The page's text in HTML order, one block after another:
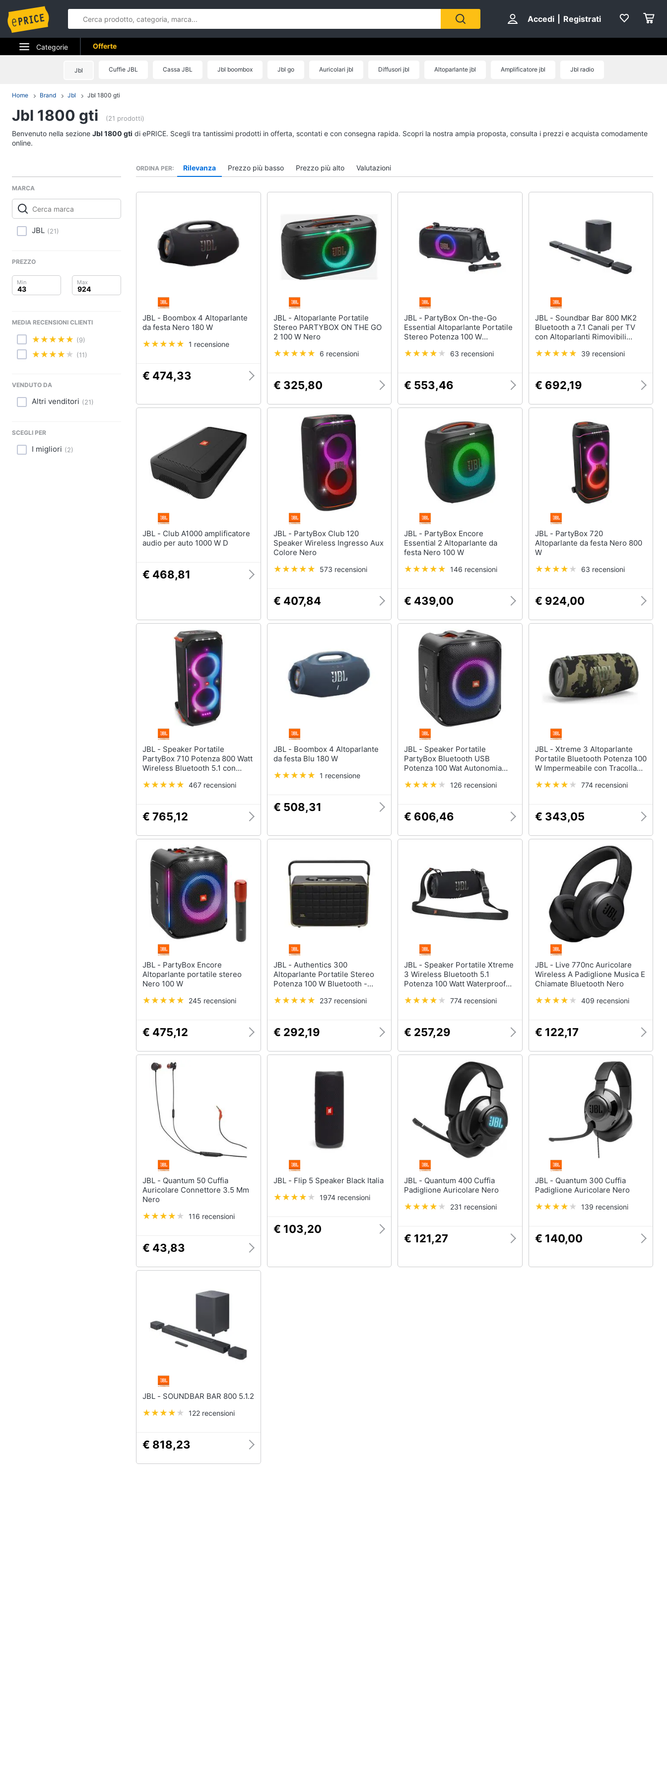
Accedi Registrati
Categorie
Elettrodomestici
Telefonia
Tv e Home Cinema
Videogiochi
Audio e musica
Salute e igiene
Giocattoli
Prima infanzia
Casalinghi
Sport
Offerte
Jbl Cuffie JBL Cassa JBL Jbl boombox Jbl go Auricolari jbl Diffusori jbl Altoparlante jbl Amplificatore jbl Jbl radio
Home Brand Jbl Jbl 1800 gti
Jbl 1800 gti (21 prodotti)
Benvenuto nella sezione Jbl 1800 gti di ePRICE. Scegli tra tantissimi prodotti in offerta, scontati e con consegna rapida. Scopri la nostra ampia proposta, consulta i prezzi e acquista comodamente
online.
MARCA
JBL (21)
PREZZO
MEDIA RECENSIONI CLIENTI
(9)
(11)
VENDUTO DA
Altri venditori (21)
SCEGLI PER
I migliori (2)
ORDINA PER Rilevanza Prezzo più basso Prezzo più alto Valutazioni
JBL - Boombox 4 Altoparlante
da festa Nero 180 W
1 recensione
€ 474,33
JBL - Altoparlante Portatile
Stereo PARTYBOX ON THE GO
2 100 W Nero
6 recensioni
€ 325,80
JBL - PartyBox On-the-Go
Essential Altoparlante Portatile
Stereo Potenza 100 W
e Microfono Wireless - Nero
63 recensioni
€ 553,46
JBL - Soundbar Bar 800 MK2
Bluetooth a 7.1 Canali per TV
con Altoparlanti Rimovibili
Dolby Atmos HDMI eARC Wi-Fi
39 recensioni
€ 692,19
JBL - Club A1000 amplificatore
audio per auto 1000 W D
€ 468,81
JBL - PartyBox Club 120
Speaker Wireless Ingresso Aux
Colore Nero
573 recensioni
€ 407,84
JBL - PartyBox Encore
Essential 2 Altoparlante da
festa Nero 100 W
146 recensioni
€ 439,00
JBL - PartyBox 720
Altoparlante da festa Nero 800
W
63 recensioni
€ 924,00
JBL - Speaker Portatile
PartyBox 710 Potenza 800 Watt
Wireless Bluetooth 5.1 con
Trasporto Colore Nero
467 recensioni
€ 765,12
JBL - Boombox 4 Altoparlante
da festa Blu 180 W
1 recensione
€ 508,31
JBL - Speaker Portatile
PartyBox Bluetooth USB
Potenza 100 Wat Autonomia
Colore Nero
126 recensioni
€ 606,46
JBL - Xtreme 3 Altoparlante
Portatile Bluetooth Potenza 100
W Impermeabile con Tracolla
774 recensioni
€ 343,05
JBL - PartyBox Encore
Altoparlante portatile stereo
Nero 100 W
245 recensioni
€ 475,12
JBL - Authentics 300
Altoparlante Portatile Stereo
Potenza 100 W Bluetooth -
237 recensioni
€ 292,19
JBL - Speaker Portatile Xtreme
3 Wireless Bluetooth 5.1
Potenza 100 Watt Waterproof
774 recensioni
€ 257,29
JBL - Live 770nc Auricolare
Wireless A Padiglione Musica E
Chiamate Bluetooth Nero
409 recensioni
€ 122,17
JBL - Quantum 50 Cuffia
Auricolare Connettore 3.5 Mm
Nero
116 recensioni
€ 43,83
JBL - Flip 5 Speaker Black Italia
1974 recensioni
€ 103,20
JBL - Quantum 400 Cuffia
Padiglione Auricolare Nero
231 recensioni
€ 121,27
JBL - Quantum 300 Cuffia
Padiglione Auricolare Nero
139 recensioni
€ 140,00
JBL - SOUNDBAR BAR 800 5.1.2
122 recensioni
€ 818,23